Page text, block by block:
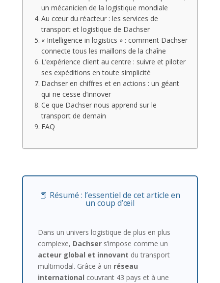
un mécanicien de la logistique mondiale
Au cœur du réacteur : les services de
transport et logistique de Dachser
« Intelligence in logistics » : comment Dachser
connecte tous les maillons de la chaîne
L’expérience client au centre : suivre et piloter
ses expéditions en toute simplicité
Dachser en chiffres et en actions : un géant
qui ne cesse d’innover
Ce que Dachser nous apprend sur le
transport de demain
FAQ
📕 Résumé : l’essentiel de cet article en
un coup d’œil
Dans un univers logistique de plus en plus
complexe, Dachsers’impose comme un
acteur global et innovant du transport
multimodal. Grâce à un réseau
international couvrant 43 pays et à une